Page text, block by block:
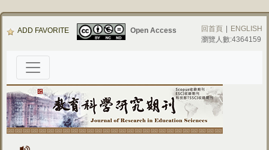
ADD FAVORITE Open Access 回首頁
ENGLISH
瀏覽人數:4364159